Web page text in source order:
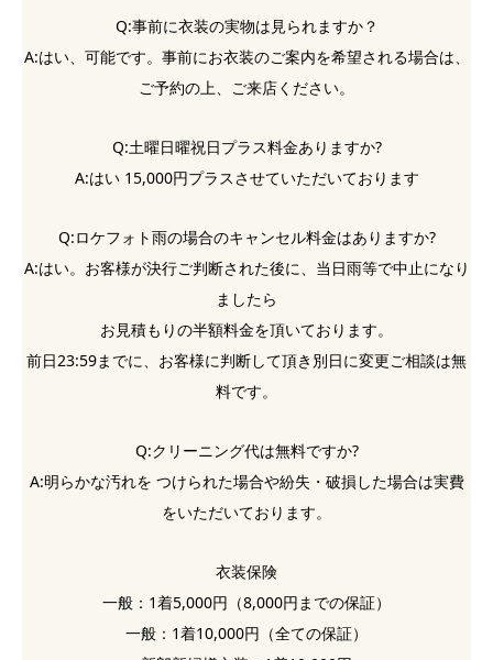
Q:事前に衣装の実物は見られますか？
A:はい、可能です。事前にお衣装のご案内を希望される場合は、
ご予約の上、ご来店ください。
Q:土曜日曜祝日プラス料金ありますか?
A:はい 15,000円プラスさせていただいております
Q:ロケフォト雨の場合のキャンセル料金はありますか?
A:はい。お客様が決行ご判断された後に、当日雨等で中止になり
ましたら
お見積もりの半額料金を頂いております。
前日23:59までに、お客様に判断して頂き別日に変更ご相談は無
料です。
Q:クリーニング代は無料ですか?
A:明らかな汚れを つけられた場合や紛失・破損した場合は実費
をいただいております。
衣装保険
一般：1着5,000円（8,000円までの保証）
一般：1着10,000円（全ての保証）